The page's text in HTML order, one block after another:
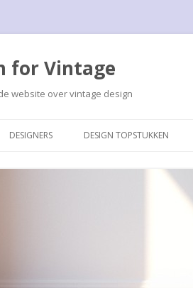
for Vintage
website over vintage design
DESIGNERS DESIGN TOPSTUKKEN